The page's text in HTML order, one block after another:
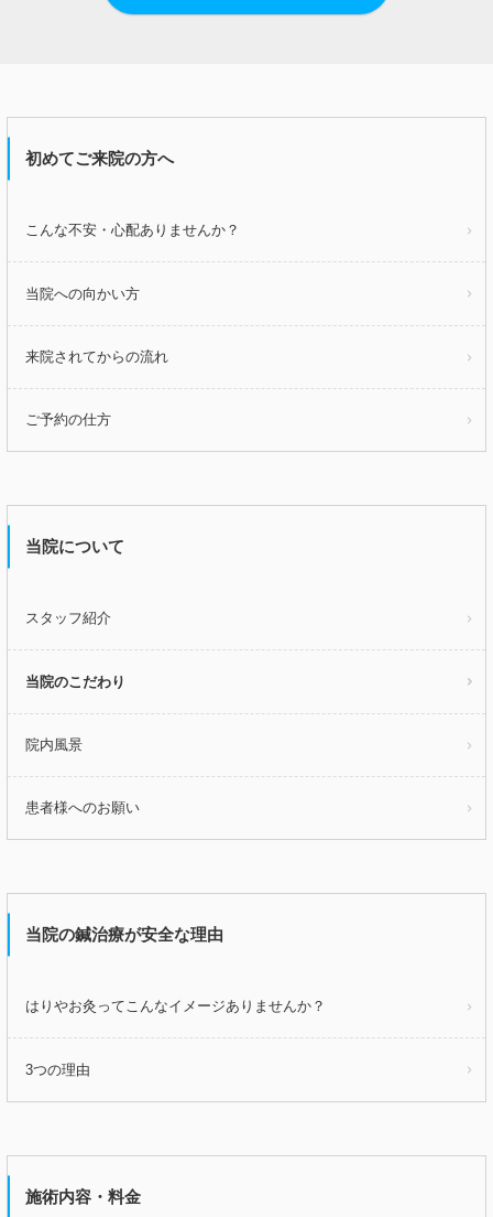
初めてご来院の方へ
こんな不安・心配ありませんか？
当院への向かい方
来院されてからの流れ
ご予約の仕方
当院について
スタッフ紹介
当院のこだわり
院内風景
患者様へのお願い
当院の鍼治療が安全な理由
はりやお灸ってこんなイメージありませんか？
3つの理由
施術内容・料金